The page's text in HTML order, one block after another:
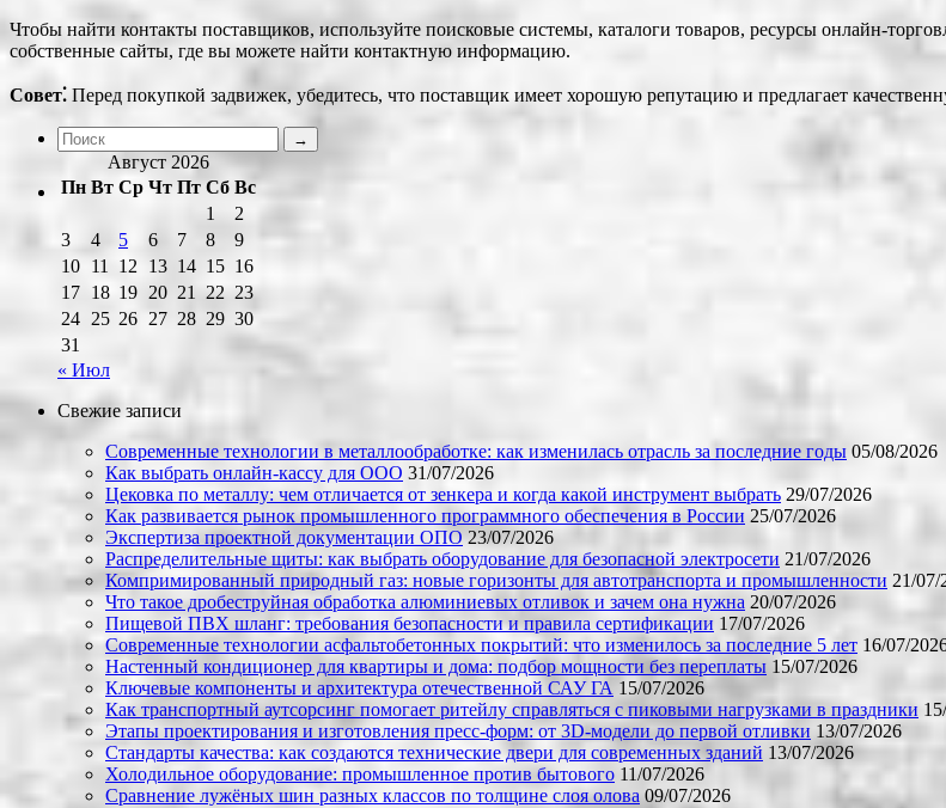
Чтобы найти контакты поставщиков, используйте поисковые системы, каталоги товаров, ресурсы онлайн-
собственные сайты, где вы можете найти контактную информацию.
Совет⁚ Перед покупкой задвижек, убедитесь, что поставщик имеет хорошую репутацию и предлагает
Август 2026
Пн Вт Ср Чт Пт Сб Вс
1
2
3
4 5 6 7 8
9
10 11 12 13 14 15 16
17 18 19 20 21 22 23
24 25 26 27 28 29 30
31
« Июл
Свежие записи
Современные технологии в металлообработке: как изменилась отрасль за последние годы 05/08/2026
Как выбрать онлайн-кассу для ООО 31/07/2026
Цековка по металлу: чем отличается от зенкера и когда какой инструмент выбрать 29/07/2026
Как развивается рынок промышленного программного обеспечения в России 25/07/2026
Экспертиза проектной документации ОПО 23/07/2026
Распределительные щиты: как выбрать оборудование для безопасной электросети 21/07/2026
Компримированный природный газ: новые горизонты для автотранспорта и промышленности 21/07/
Что такое дробеструйная обработка алюминиевых отливок и зачем она нужна 20/07/2026
Пищевой ПВХ шланг: требования безопасности и правила сертификации 17/07/2026
Современные технологии асфальтобетонных покрытий: что изменилось за последние 5 лет 16/07/
Настенный кондиционер для квартиры и дома: подбор мощности без переплаты 15/07/2026
Ключевые компоненты и архитектура отечественной САУ ГА 15/07/2026
Как транспортный аутсорсинг помогает ритейлу справляться с пиковыми нагрузками в праздники
Этапы проектирования и изготовления пресс-форм: от 3D-модели до первой отливки 13/07/2026
Стандарты качества: как создаются технические двери для современных зданий 13/07/2026
Холодильное оборудование: промышленное против бытового 11/07/2026
Сравнение лужёных шин разных классов по толщине слоя олова 09/07/2026